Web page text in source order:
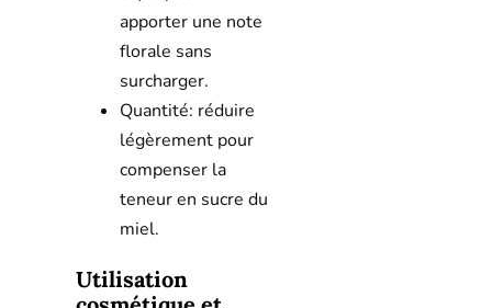
apporter une note
florale sans
surcharger.
Quantité: réduire
légèrement pour
compenser la
teneur en sucre du
miel.
Utilisation